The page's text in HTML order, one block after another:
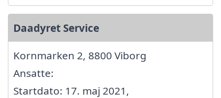
Daadyret Service
Kornmarken 2, 8800 Viborg
Ansatte:
Startdato: 17. maj 2021,